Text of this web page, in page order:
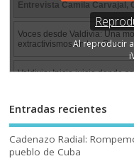
Entradas recientes
Cadenazo Radial:
pueblo de Cuba